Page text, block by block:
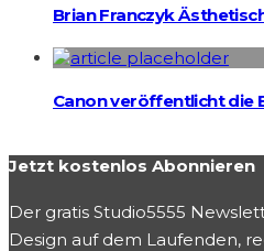
Brian Franczyk
Canon veröffentlicht die
Jetzt kostenlos Abonnieren
Der gratis Studio5555
Design auf dem Laufenden,